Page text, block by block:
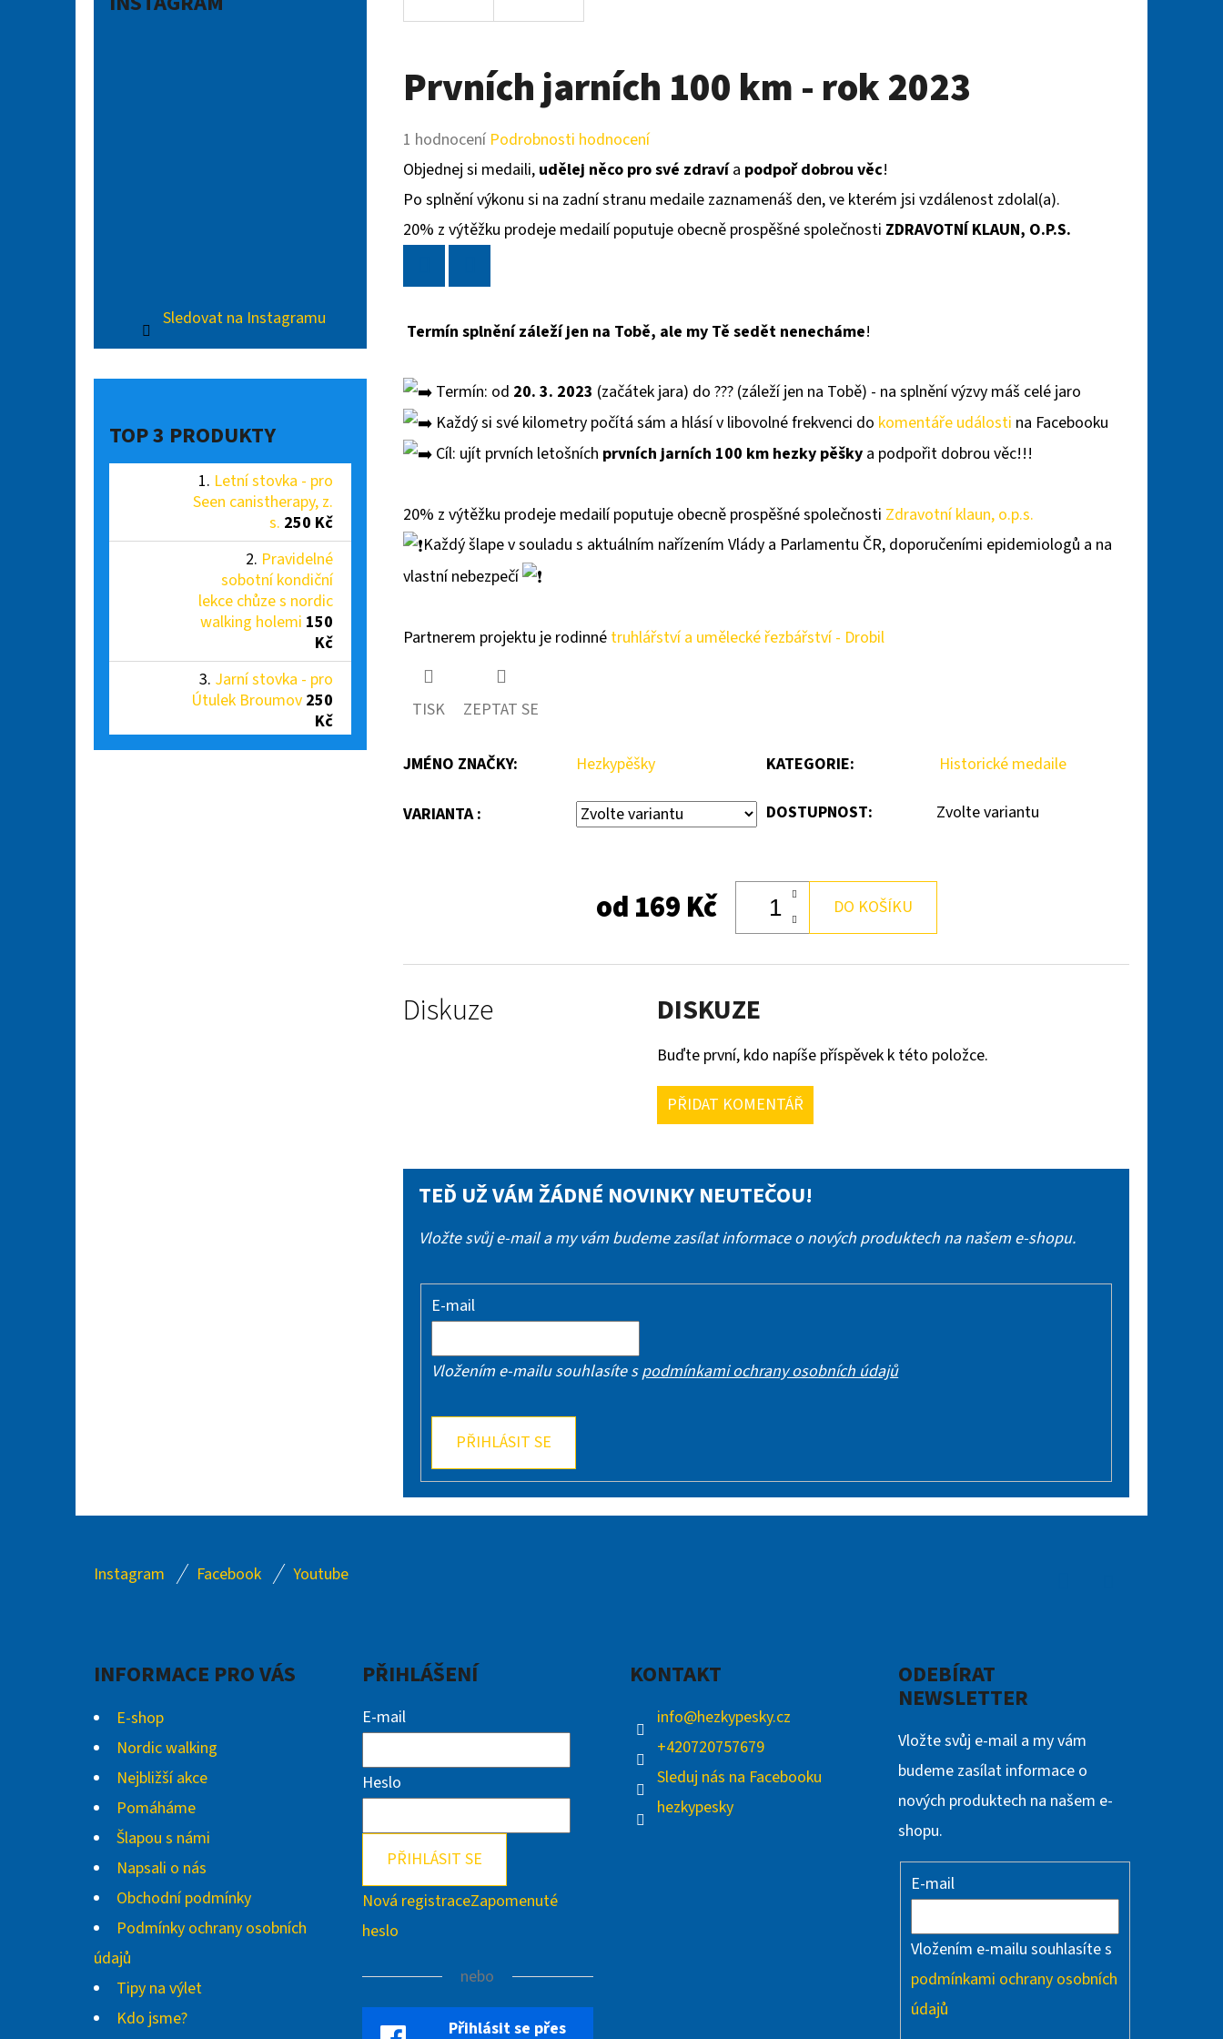
Sledovat na Instagramu
TOP 3 PRODUKTY
Letní stovka - pro
Seen canistherapy, z.
s. 250 Kč
Pravidelné
sobotní kondiční
lekce chůze s nordic
walking holemi 150
Kč
Jarní stovka - pro
Útulek Broumov 250
Kč
Prvních jarních 100 km - rok 2023
Průměrné
hodnocení
produktu
je
z
1 hodnocení Podrobnosti hodnocení
Objednej si medaili, udělej něco pro své zdravía podpoř dobrou věc!
Po splnění výkonu si na zadní stranu medaile zaznamenáš den, ve kterém jsi vzdálenost zdolal(a).
20% z výtěžku prodeje medailí poputuje obecně prospěšné společnosti ZDRAVOTNÍ KLAUN, O.P.S.
Termín splnění záleží jen na Tobě, ale my Tě sedět nenecháme!
Termín: od 20. 3. 2023 (začátek jara) do ??? (záleží jen na Tobě) - na splnění výzvy máš celé jaro
Každý si své kilometry počítá sám a hlásí v libovolné frekvenci do komentáře události na Facebooku
Cíl: ujít prvních letošních prvních jarních 100 km hezky pěšky a podpořit dobrou věc!!!
20% z výtěžku prodeje medailí poputuje obecně prospěšné společnosti Zdravotní klaun, o.p.s.
Každý šlape v souladu s aktuálním nařízením Vlády a Parlamentu ČR, doporučeními epidemiologů a na
vlastní nebezpečí
Partnerem projektu je rodinné truhlářství a umělecké řezbářství - Drobil
TISK ZEPTAT SE
JMÉNO ZNAČKY: Hezkypěšky
VARIANTA :
KATEGORIE: Historické medaile
DOSTUPNOST: Zvolte variantu
od169 Kč DO KOŠÍKU
Diskuze DISKUZE
Buďte první, kdo napíše příspěvek k této položce.
PŘIDAT KOMENTÁŘ
TEĎ UŽ VÁM ŽÁDNÉ NOVINKY NEUTEČOU!
Vložte svůj e-mail a my vám budeme zasílat informace o nových produktech na našem e-shopu.
E-mail
Vložením e-mailu souhlasíte spodmínkami ochrany osobních údajů
PŘIHLÁSIT SE
Instagram Facebook
Youtube
INFORMACE PRO VÁS
E-shop
Nordic walking
Nejbližší akce
Pomáháme
Šlapou s námi
Napsali o nás
Obchodní podmínky
Podmínky ochrany osobních
údajů
Tipy na výlet
Kdo jsme?
PŘIHLÁŠENÍ
E-mail
Heslo
PŘIHLÁSIT SE
Nová registraceZapomenuté
heslo
nebo
Přihlásit se přes
KONTAKT
info@hezkypesky.cz
+420720757679
Sleduj nás na Facebooku
hezkypesky
ODEBÍRAT
NEWSLETTER
Vložte svůj e-mail a my vám
budeme zasílat informace o
nových produktech na našem e-
shopu.
E-mail
Vložením e-mailu souhlasíte s
podmínkami ochrany osobních
údajů